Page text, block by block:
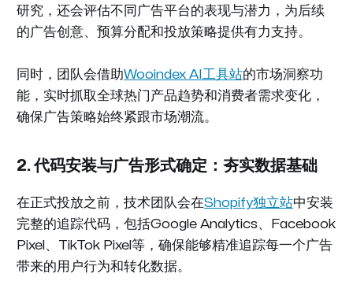
研究，还会评估不同广告平台的表现与潜力，为后续
的广告创意、预算分配和投放策略提供有力支持。
同时，团队会借助Wooindex AI工具站的市场洞察功
能，实时抓取全球热门产品趋势和消费者需求变化，
确保广告策略始终紧跟市场潮流。
2. 代码安装与广告形式确定：夯实数据基础
在正式投放之前，技术团队会在Shopify独立站中安装
完整的追踪代码，包括Google Analytics、Facebook
Pixel、TikTok Pixel等，确保能够精准追踪每一个广告
带来的用户行为和转化数据。